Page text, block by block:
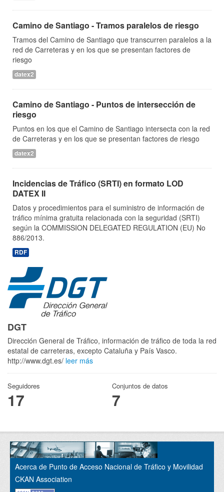
Camino de Santiago - Tramos paralelos de riesgo
Tramos del Camino de Santiago que transcurren paralelos a la
red de Carreteras y en los que se presentan factores de
riesgo
datex2
Camino de Santiago - Puntos de intersección de
riesgo
Puntos en los que el Camino de Santiago intersecta con la red
de Carreteras y en los que se presentan factores de riesgo
datex2
Incidencias de Tráfico (SRTI) en formato LOD
DATEX II
Datos y procedimientos para el suministro de información de
tráfico mínima gratuita relacionada con la seguridad (SRTI)
según la COMMISSION DELEGATED REGULATION (EU) No
886/2013.
RDF
DGT
Dirección General de Tráfico, información de tráfico de toda la red
estatal de carreteras, excepto Cataluña y País Vasco.
http://www.dgt.es/ leer más
Seguidores
17
Conjuntos de datos
7
Acerca de Punto de Acceso Nacional de Tráfico y Movilidad
CKAN Association